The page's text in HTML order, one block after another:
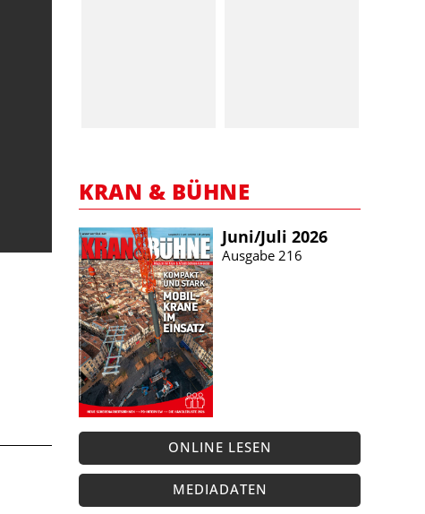
KRAN & BÜHNE
Juni/​Juli 2026
Ausgabe 216
ONLINE LESEN
MEDIADATEN